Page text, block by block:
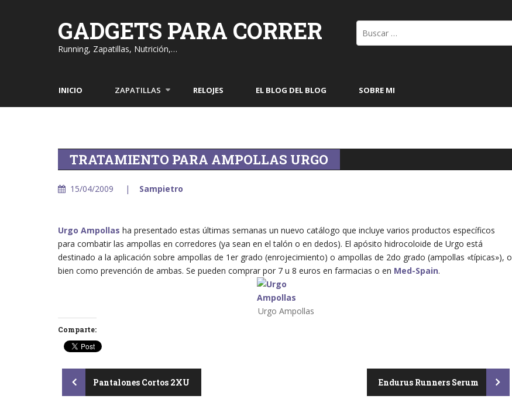
GADGETS PARA CORRER
Running, Zapatillas, Nutrición,…
INICIO ZAPATILLAS RELOJES EL BLOG DEL BLOG SOBRE MI
TRATAMIENTO PARA AMPOLLAS URGO
15/04/2009 Sampietro
Urgo Ampollas ha presentado estas últimas semanas un nuevo catálogo que incluye varios productos específicos
para combatir las ampollas en corredores (ya sean en el talón o en dedos). El apósito hidrocoloide de Urgo está
destinado a la aplicación sobre ampollas de 1er grado (enrojecimiento) o ampollas de 2do grado (ampollas «típicas»), o
bien como prevención de ambas. Se pueden comprar por 7 u 8 euros en farmacias o en Med-Spain.
Urgo Ampollas
Comparte:
PostPantalones Cortos 2XU Endurus Runners Serum